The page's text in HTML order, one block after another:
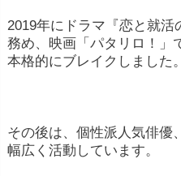
品やサービスの広告
得ることがあります。
受け取る場合があり
脚本執筆や監督など
2019年にドラマ『恋と就
務め、映画「パタリロ！」
本格的にブレイクしました。
その後は、個性派人気俳優
幅広く活動しています。